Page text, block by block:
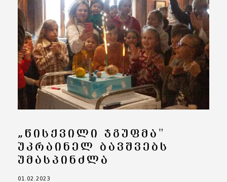
„ᲬᲘᲡᲥᲕᲘᲚᲘ ᲯᲒᲣᲤᲛᲐ"
ᲣᲙᲠᲐᲘᲜᲔᲚ ᲑᲐᲕᲨᲕᲔᲑᲡ
ᲣᲛᲐᲡᲞᲘᲜᲫᲚᲐ
01.02.2023